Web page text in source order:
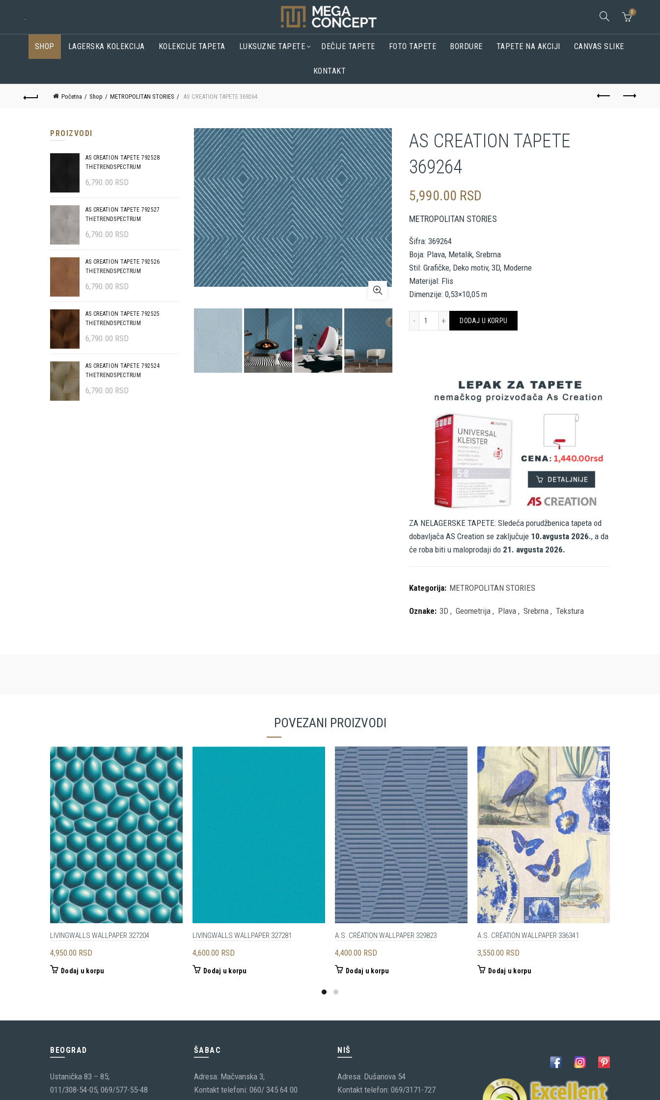
. 0
SHOP LAGERSKA KOLEKCIJA KOLEKCIJE TAPETA LUKSUZNE TAPETE DEČIJE TAPETE FOTO TAPETE BORDURE TAPETE NA AKCIJI CANVAS SLIKE
KONTAKT
Početna Shop METROPOLITAN STORIES AS CREATION TAPETE 369264
AS CREATION TAPETE
369264
5,990.00 RSD
METROPOLITAN STORIES
Šifra: 369264
Boja: Plava, Metalik, Srebrna
Stil: Grafičke, Deko motiv, 3D, Moderne
Materijal: Flis
Dimenzije: 0,53×10,05 m
DODAJ U KORPU
ZA NELAGERSKE TAPETE: Sledeća porudžbenica tapeta od
dobavljača AS Creation se zaključuje 10.avgusta 2026., a da
će roba biti u maloprodaji do 21. avgusta 2026.
Kategorija: METROPOLITAN STORIES
Oznake: 3D , Geometrija , Plava , Srebrna , Tekstura
PROIZVODI
AS CREATION TAPETE 792528
THETRENDSPECTRUM
6,790.00 RSD
AS CREATION TAPETE 792527
THETRENDSPECTRUM
6,790.00 RSD
AS CREATION TAPETE 792526
THETRENDSPECTRUM
6,790.00 RSD
AS CREATION TAPETE 792525
THETRENDSPECTRUM
6,790.00 RSD
AS CREATION TAPETE 792524
THETRENDSPECTRUM
6,790.00 RSD
POVEZANI PROIZVODI
LIVINGWALLS WALLPAPER 327204
4,950.00 RSD
Dodaj u korpu
LIVINGWALLS WALLPAPER 327281
4,600.00 RSD
Dodaj u korpu
A.S. CRÉATION WALLPAPER 329823
4,400.00 RSD
Dodaj u korpu
A.S. CRÉATION WALLPAPER 336341
3,550.00 RSD
Dodaj u korpu
BEOGRAD
Ustanička 83 – 85;
011/308-54-05, 069/577-55-48
ŠABAC
Adresa: Mačvanska 3;
Kontakt telefoni: 060/ 345 64 00
NIŠ
Adresa: Dušanova 54
Kontakt telefon: 069/3171-727